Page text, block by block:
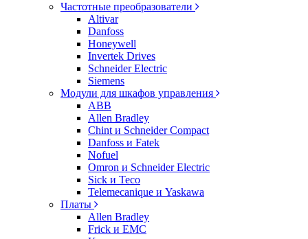
Частотные преобразователи
Altivar
Danfoss
Honeywell
Invertek Drives
Schneider Electric
Siemens
Модули для шкафов управления
ABB
Allen Bradley
Chint и Schneider Compact
Danfoss и Fatek
Nofuel
Omron и Schneider Electric
Sick и Teco
Telemecanique и Yaskawa
Платы
Allen Bradley
Frick и EMC